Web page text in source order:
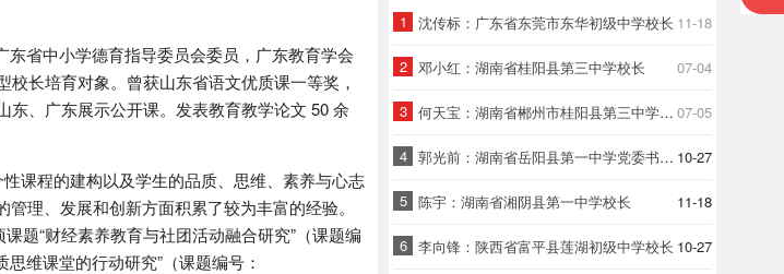
省中小学德育指导委员会委员，广东教育学会
长培育对象。曾获山东省语文优质课一等奖，
、广东展示公开课。发表教育教学论文 50 余
课程的建构以及学生的品质、思维、素养与心志
理、发展和创新方面积累了较为丰富的经验。
题“财经素养教育与社团活动融合研究”（课题编
维课堂的行动研究”（课题编号：
1 11-18
沈传标：广东省东莞市东华初级中学校长
2 07-04
邓小红：湖南省桂阳县第三中学校长
3 07-05
何天宝：湖南省郴州市桂阳县第三中学党总支书记
4 10-27
郭光前：湖南省岳阳县第一中学党委书记、校长
5 11-18
陈宇：湖南省湘阴县第一中学校长
6 10-27
李向锋：陕西省富平县莲湖初级中学校长